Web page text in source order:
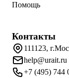
Помощь
Контакты
111123,
help@urait.ru
+7 (495) 744